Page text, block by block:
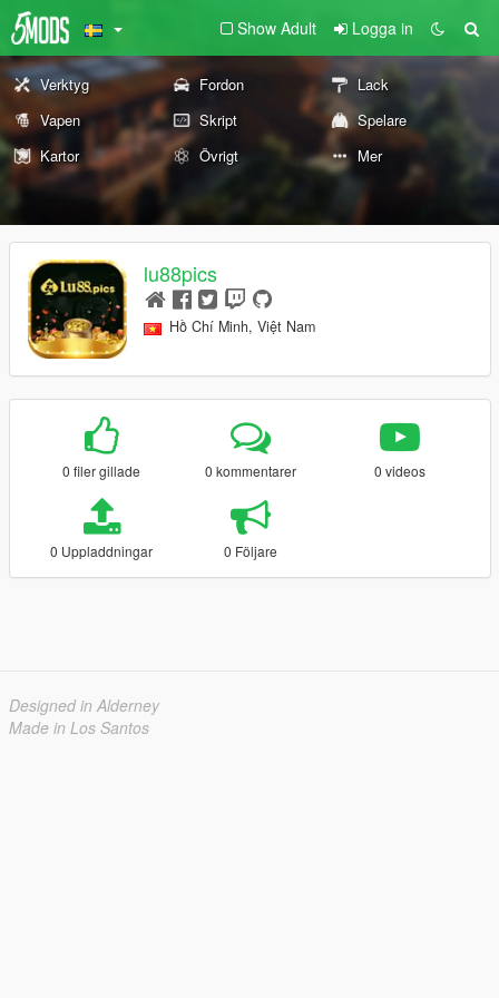
Show Adult Logga in
Verktyg Fordon
Lack
Vapen
Skript
Spelare
Kartor
Övrigt Mer
lu88pics
Hồ Chí Minh, Việt Nam
0 filer gillade 0 kommentarer 0 videos
0 Uppladdningar 0 Följare
Designed in Alderney
Made in Los Santos